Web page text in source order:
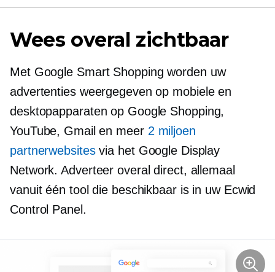
Wees overal zichtbaar
Met Google Smart Shopping worden uw
advertenties weergegeven op mobiele en
desktopapparaten op Google Shopping,
YouTube, Gmail en meer 2 miljoen
partnerwebsitesvia het Google Display
Network. Adverteer overal direct, allemaal
vanuit één tool die beschikbaar is in uw Ecwid
Control Panel.